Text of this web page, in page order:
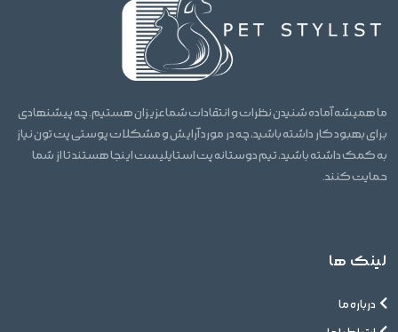
ما همیشه آماده شنیدن نظرات و انتقادات شما عزیزان هستیم. چه پیشنهادی
برای بهبود کار داشته باشید، چه در مورد آرایش و مشکلات پوستی پت تون نیاز
به کمک داشته باشید، تیم دوستانه پت استایلیست اینجا هستند تا از شما
حمایت کنند.
لینک ها
درباره ما